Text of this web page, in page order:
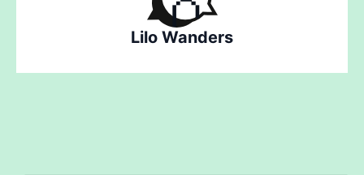
Lilo Wanders